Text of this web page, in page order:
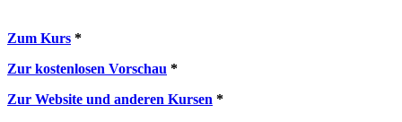
Zum Kurs *
Zur kostenlosen Vorschau *
Zur Website und anderen Kursen *